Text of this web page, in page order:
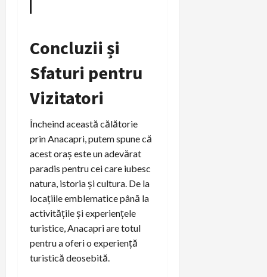
Concluzii și
Sfaturi pentru
Vizitatori
Încheind această călătorie
prin Anacapri, putem spune că
acest oraș este un adevărat
paradis pentru cei care iubesc
natura, istoria și cultura. De la
locațiile emblematice până la
activitățile și experiențele
turistice, Anacapri are totul
pentru a oferi o experiență
turistică deosebită.